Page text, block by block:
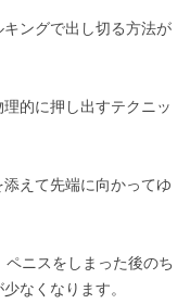
ングで出し切る方法が
的に押し出すテクニッ
えて先端に向かってゆ
ニスをしまった後のち
なくなります。